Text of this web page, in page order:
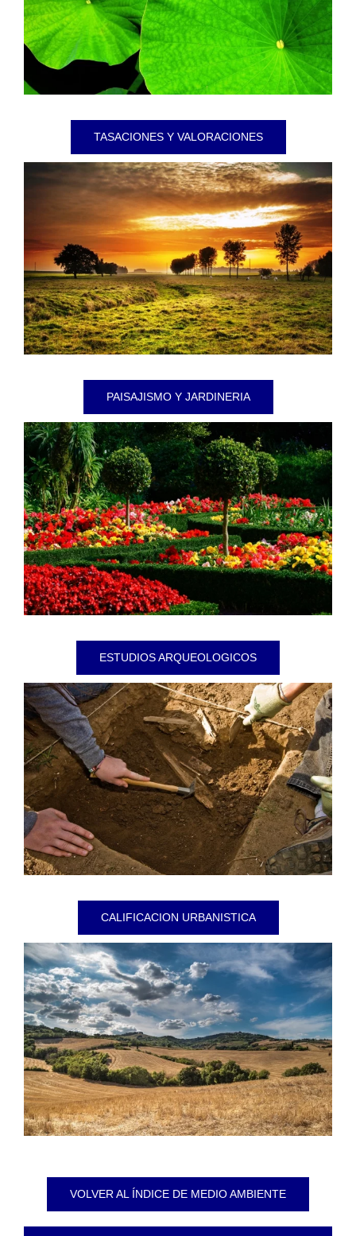
TASACIONES Y VALORACIONES
PAISAJISMO Y JARDINERIA
ESTUDIOS ARQUEOLOGICOS
CALIFICACION URBANISTICA
VOLVER AL ÍNDICE DE MEDIO AMBIENTE